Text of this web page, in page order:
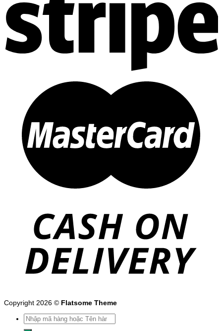
Copyright 2026 © Flatsome Theme
Tìm
kiếm: